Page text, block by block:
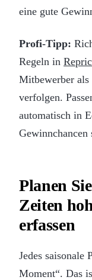
eine gute
Profi-Tipp:
Regeln in
Mitbewerber als
verfolgen.
automatisch in
Gewinnchancen
Planen
Zeiten
erfassen
Jedes saisonale
Moment“. Das